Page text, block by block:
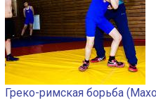
Греко-римская борьба